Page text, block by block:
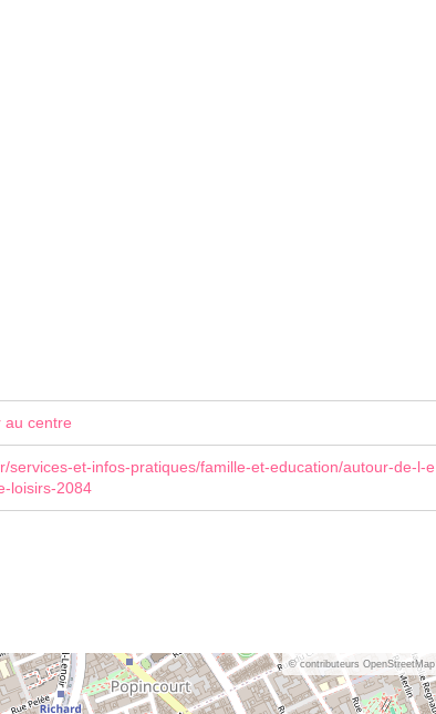
au centre
services-et-infos-pratiques/famille-et-education/autour-de-l-e
loisirs-2084
© contributeurs OpenStreetMap